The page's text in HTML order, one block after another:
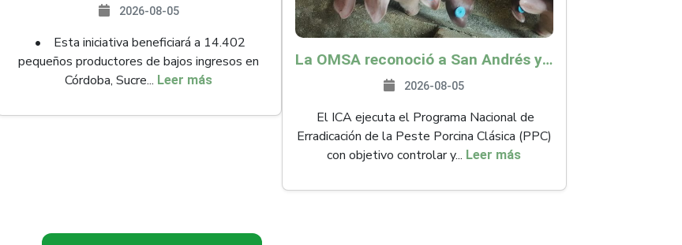
2026-08-05
• Esta iniciativa beneficiará a 14.402
pequeños productores de bajos ingresos en
Córdoba, Sucre... Leer más
La OMSA reconoció a San Andrés y Providencia como zona libre de Peste Porcina Clásica (PPC)
2026-08-05
El ICA ejecuta el Programa Nacional de
Erradicación de la Peste Porcina Clásica (PPC)
con objetivo controlar y... Leer más